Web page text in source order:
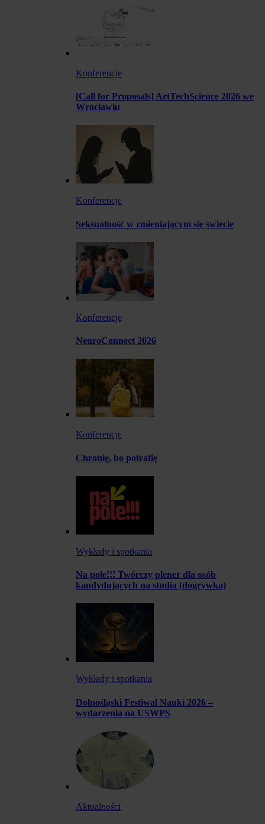
Konferencje
[Call for Proposals] ArtTechScience 2026 we
Wrocławiu
Konferencje
Seksualność w zmieniającym się świecie
Konferencje
NeuroConnect 2026
Konferencje
Chronię, bo potrafię
Wykłady i spotkania
Na pole!!! Twórczy plener dla osób
kandydujących na studia (dogrywka)
Wykłady i spotkania
Dolnośląski Festiwal Nauki 2026 –
wydarzenia na USWPS
Aktualności